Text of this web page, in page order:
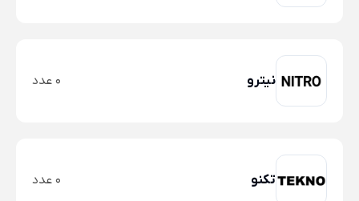
نیترو 0 عدد
تکنو 0 عدد